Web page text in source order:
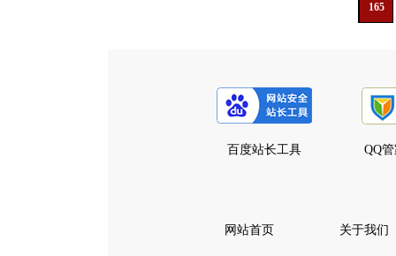
165
百度站长工具 QQ
网站首页 关于我们